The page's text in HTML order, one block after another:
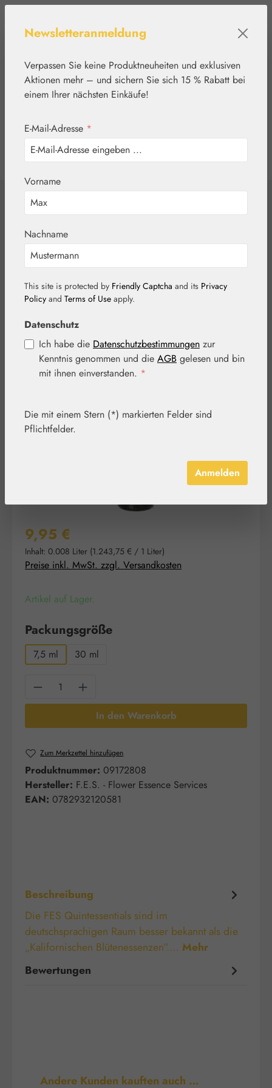
Werkzeugleiste anzeigen
Home
Shasta Daisy /
Margerite Tropfen
Bildergalerie überspringen
Regulärer Preis:
9,95 €
Inhalt: 0.008 Liter (1.243,75 € / 1 Liter)
Preise inkl. MwSt. zzgl. Versandkosten
Artikel auf Lager.
Packungsgrößeauswählen
7,5 ml 30 ml
Produkt Anzahl: Gib den gewünschten
In den Warenkorb
Zum Merkzettel hinzufügen
Produktnummer: 09172808
Hersteller: F.E.S. - Flower Essence Services
EAN: 0782932120581
Beschreibung
Die FES Quintessentials sind im
deutschsprachigen Raum besser bekannt als die
„Kalifornischen Blütenessenzen“.… Mehr
Bewertungen
Produktgalerie überspringen
Andere Kunden kauften auch …
Newsletteranmeldung
Verpassen Sie keine Produktneuheiten und exklusiven
Aktionen mehr – und sichern Sie sich 15 % Rabatt bei
einem Ihrer nächsten Einkäufe!
E-Mail-Adresse *
Vorname
Nachname
This site is protected by Friendly Captcha and its Privacy
Policy and Terms of Use apply.
Datenschutz
Ich habe die Datenschutzbestimmungen zur
Kenntnis genommen und die AGB gelesen und bin
mit ihnen einverstanden. *
Die mit einem Stern (*) markierten Felder sind
Pflichtfelder.
Anmelden